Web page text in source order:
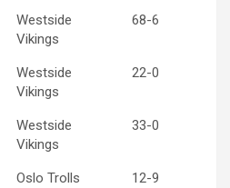
Westside
Vikings
68-6
Westside
Vikings
22-0
Westside
Vikings
33-0
Oslo Trolls 12-9